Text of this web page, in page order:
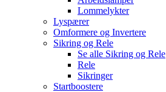
Lommelykter
Lyspærer
Omformere og Invertere
Sikring og Rele
Se alle Sikring og Rele
Rele
Sikringer
Startboostere